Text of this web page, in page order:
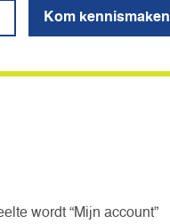
Kom kennismaken
wordt “Mijn account”